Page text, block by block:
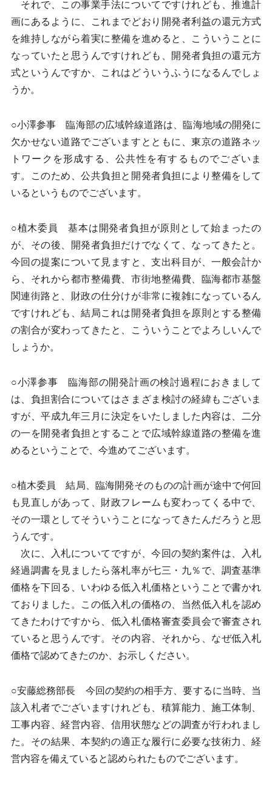
それで、この事業手法についてですけれども、推進計
画にあるように、これまでどおり開発者利益の還元方式
を維持しながら着実に整備を進めると、こういうことに
なっていたと思うんですけれども、開発者負担の還元方
式というんですか、これはどういうふうになるんでしょ
うか。
○小澤参事 臨海部の広域幹線道路は、臨海地域の開発に
欠かせない道路でございますとともに、東京の道路ネッ
トワークを形成する、公共性を有するものでございま
す。このため、公共負担と開発者負担により整備をして
いるというものでございます。
○植木委員 基本は開発者負担が原則として始まったの
が、その後、開発者負担だけでなくて、なってきたと。
今回の提案について見ますと、支出科目が、一般会計か
ら、それから都市整備費、市街地整備費、臨海都市基盤
関連街路と、財政の仕分けが非常に複雑になっているん
ですけれども、結局これは開発者負担を原則とする整備
の割合が変わってきたと、こういうことでよろしいんで
しょうか。
○小澤参事 臨海部の開発計画の検討過程におきまして
は、負担割合についてはさまざま検討の経緯もございま
すが、平成九年三月に決定をいたしました内容は、二分
の一を開発者負担とすることで広域幹線道路の整備を進
めるということで、今進めてございます。
○植木委員 結局、臨海開発そのものの計画が途中で何回
も見直しがあって、財政フレームも変わってくる中で、
その一環としてそういうことになってきたんだろうと思
うんです。
次に、入札についてですが、今回の契約案件は、入札
経過調書を見ましたら落札率が七三・九％で、調査基準
価格を下回る、いわゆる低入札価格ということで書かれ
ておりました。この低入札の価格の、当然低入札を認め
てきたわけですから、低入札価格審査委員会で審査され
ていると思うんです。その内容、それから、なぜ低入札
価格で認めてきたのか、お示しください。
○安藤総務部長 今回の契約の相手方、要するに当時、当
該入札者でございますけれども、積算能力、施工体制、
工事内容、経営内容、信用状態などの調査が行われまし
た。その結果、本契約の適正な履行に必要な技術力、経
営内容を備えていると認められたものでございます。